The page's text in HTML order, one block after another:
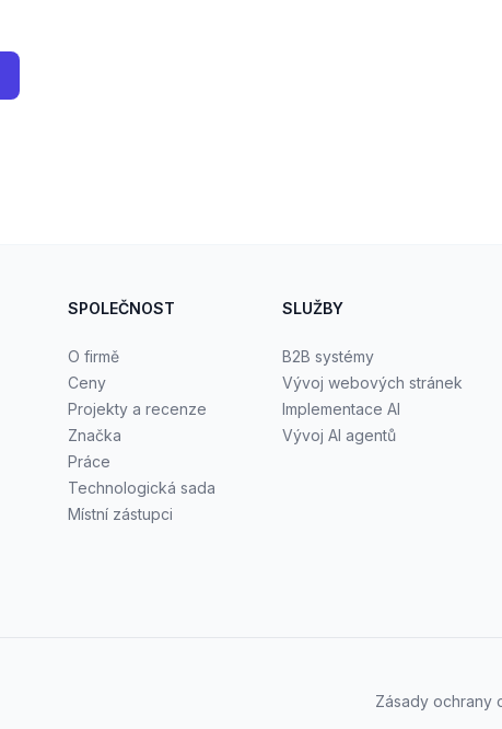
SPOLEČNOST
O firmě
Ceny
Projekty a recenze
Značka
Práce
Technologická sada
Místní zástupci
SLUŽBY
B2B systémy
Vývoj webových stránek
Implementace AI
Vývoj AI agentů
Zásady ochrany